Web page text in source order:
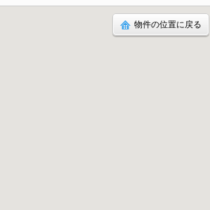
物件の位置に戻る